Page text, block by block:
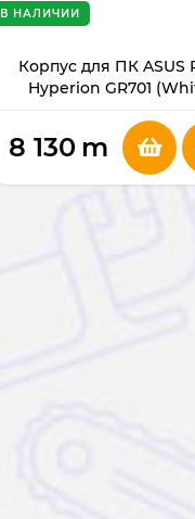
Корпус для ПК ASUS
Hyperion GR701
В НАЛИЧИИ
8 130 m